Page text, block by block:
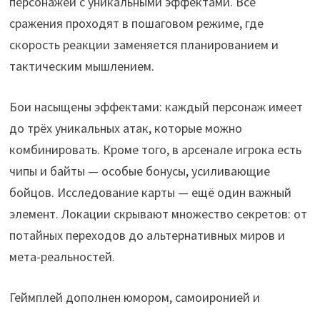
сражения проходят в пошаговом режиме, где
скорость реакции заменяется планированием и
тактическим мышлением.
Бои насыщены эффектами: каждый персонаж имеет
до трёх уникальных атак, которые можно
комбинировать. Кроме того, в арсенале игрока есть
чипы и байты — особые бонусы, усиливающие
бойцов. Исследование карты — ещё один важный
элемент. Локации скрывают множество секретов: от
потайных переходов до альтернативных миров и
мета-реальностей.
Геймплей дополнен юмором, самоиронией и